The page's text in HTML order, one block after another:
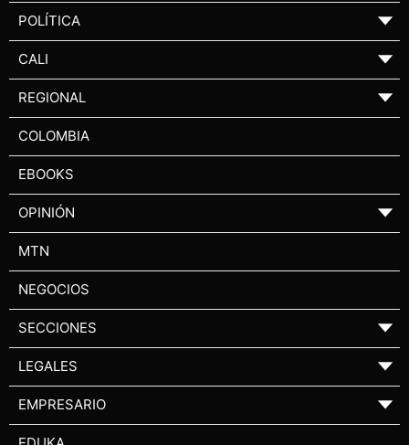
POLÍTICA ▼
CALI ▼
REGIONAL ▼
COLOMBIA
EBOOKS
OPINIÓN ▼
MTN
NEGOCIOS
SECCIONES ▼
LEGALES ▼
EMPRESARIO ▼